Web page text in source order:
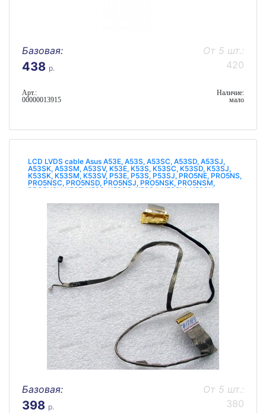
Базовая:
438 р.
От 5 шт.:
420
Арт.:
00000013915
Наличие:
мало
LCD LVDS cable Asus A53E, A53S, A53SC, A53SD, A53SJ,
A53SK, A53SM, A53SV, K53E, K53S, K53SC, K53SD, K53SJ,
K53SK, K53SM, K53SV, P53E, P53S, P53SJ, PRO5NE, PRO5NS,
PRO5NSC, PRO5NSD, PRO5NSJ, PRO5NSK, PRO5NSM,
PRO5NSV, X53E, X53S, X53SC, X53SJ, X53SM, X53SV
Базовая:
398 р.
От 5 шт.:
380